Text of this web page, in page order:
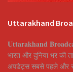
Uttarakhand
Uttarakhand
भारत और दुनिया भर की
अपडेट्स सबसे पहले और